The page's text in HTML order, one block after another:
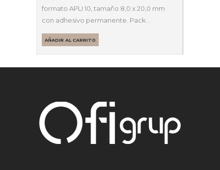
formato APLI 10, tamaño 8,0 x 20,0 mm
con adhesivo permanente. Pack…
AÑADIR AL CARRITO